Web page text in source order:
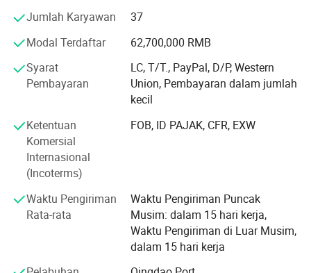
PAKET
DXD selalu menjadi "pemeran perusahaan dalam kurun
sebagai filosofi bisnis perusahaan, tergantung pada
kualitas, polisi kredit sebagai kehidupan perusahaan.
Seluruh alat produksi yang utama diimpor oleh
perusahaan domestik dan internasional.
Lingkup bisnis perusahaan: Manufaktur, penjualan dan
konstruksi geotag, geotag, geotag, geotag, karpet tenun,
karpet pameran, Geometri, GGeometri Komposit, pelat
tahan air, GCL dipakai anti air, ggeogrid, geocell, Geometri,
sabuk penghenti air, Water stop strip, film PE, matras
konsolidasi tiga dimensi, dukungan jembatan,
sambungan ekspansi, membangun roll anti-air. Mereka
melakukan pencegahan, perlindungan, penguatan,
pasokan integrasi sistem air yang ramah lingkungan.
Jumlah Karyawan
37
Modal Terdaftar
62,700,000 RMB
Syarat
Pembayaran
LC, T/T., PayPal, D/P, Western
Union, Pembayaran dalam jumlah
kecil
Ketentuan
Komersial
Internasional
(Incoterms)
FOB, ID PAJAK, CFR, EXW
Waktu Pengiriman
Rata-rata
Waktu Pengiriman Puncak
Musim: dalam 15 hari kerja,
Waktu Pengiriman di Luar Musim,
dalam 15 hari kerja